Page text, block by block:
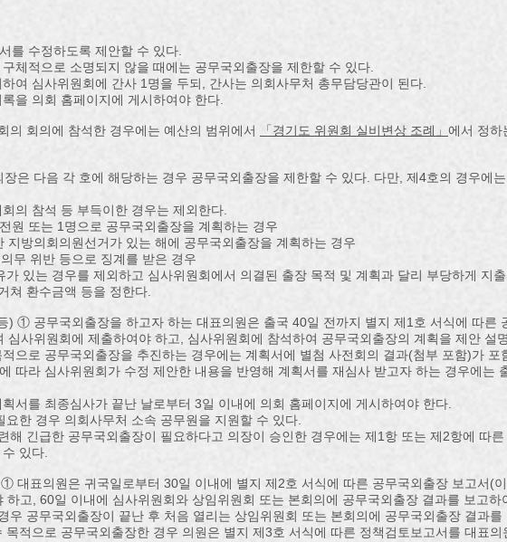
를 수정하도록 제안할 수 있다.
체적으로 소명되지 않을 때에는 공무국외출장을 제한할 수 있다.
여 심사위원회에 간사 1명을 두되, 간사는 의회사무처 총무담당관이 된다.
을 의회 홈페이지에 게시하여야 한다.
회의에 참석한 경우에는 예산의 범위에서 「경기도 위원회 실비변상 조례」 에서 정하
은 다음 각 호에 해당하는 경우 공무국외출장을 제한할 수 있다. 다만, 제4호의 경우에
의 참석 등 부득이한 경우는 제외한다.
원 또는 1명으로 공무국외출장을 계획하는 경우
지방의회의원선거가 있는 해에 공무국외출장을 계획하는 경우
무 위반 등으로 징계를 받은 경우
있는 경우를 제외하고 심사위원회에서 의결된 출장 목적 및 계획과 달리 부당하게 지
쳐 환수금액 등을 정한다.
① 공무국외출장을 하고자 하는 대표의원은 출국 40일 전까지 별지 제1호 서식에 따른
심사위원회에 제출하여야 하고, 심사위원회에 참석하여 공무국외출장의 계획을 제안 설
으로 공무국외출장을 추진하는 경우에는 계획서에 별첨 사전회의 결과(첨부 포함)가 포
따라 심사위원회가 수정 제안한 내용을 반영해 계획서를 재심사 받고자 하는 경우에는
서를 최종심사가 끝난 날로부터 3일 이내에 의회 홈페이지에 게시하여야 한다.
한 경우 의회사무처 소속 공무원을 지원할 수 있다.
긴급한 공무국외출장이 필요하다고 의장이 승인한 경우에는 제1항 또는 제2항에 따른
있다.
대표의원은 귀국일로부터 30일 이내에 별지 제2호 서식에 따른 공무국외출장 보고서(이
하고, 60일 이내에 심사위원회와 상임위원회 또는 본회의에 공무국외출장 결과를 보고하
우 공무국외출장이 끝난 후 처음 열리는 상임위원회 또는 본회의에 공무국외출장 결과를
적으로 공무국외출장한 경우 의원은 별지 제3호 서식에 따른 정책검토보고서를 대표의